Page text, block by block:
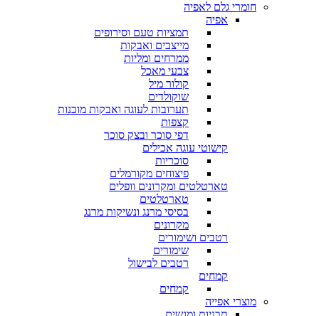
חומרי גלם לאפיה
אפיה
תמציות טעם וסירופים
מייצבים ואבקות
ממרחים ומליות
צבעי מאכל
קולור מיל
שוקולדים
תערובות לעוגה ואבקות מוכנות
קצפות
דפי סוכר ובצק סוכר
קישוטי עוגה אכילים
סוכריות
פיצוחים מקורמלים
טארטלטים ומקרונים וופלים
טארטלטים
בסיסי מרנג ונשיקות מרנג
מקרונים
רטבים ושימורים
שימורים
רטבים לבישול
קמחים
קמחים
מוצרי אפייה